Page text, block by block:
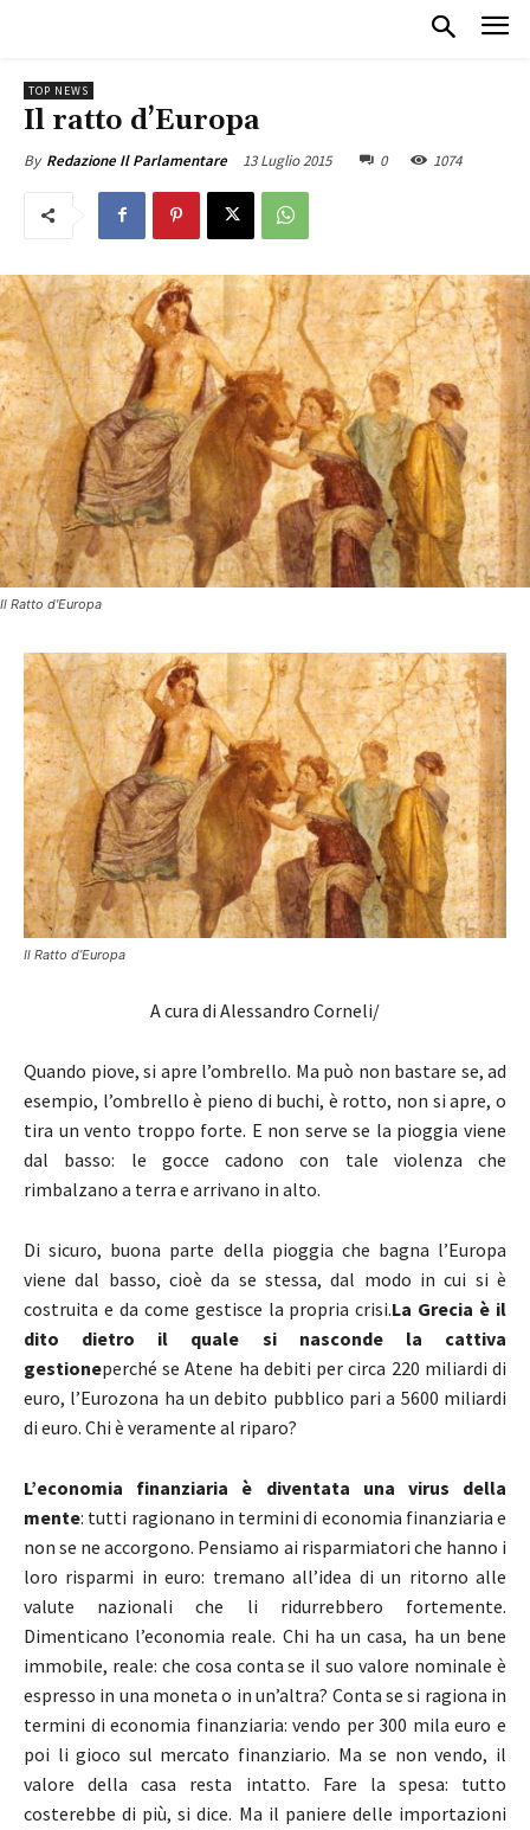
TOP NEWS
Il ratto d’Europa
By Redazione Il Parlamentare 13 Luglio 2015 0 1074
Il Ratto d'Europa
Il Ratto d’Europa
A cura di Alessandro Corneli/
Quando piove, si apre l’ombrello. Ma può non bastare se, ad
esempio, l’ombrello è pieno di buchi, è rotto, non si apre, o
tira un vento troppo forte. E non serve se la pioggia viene
dal basso: le gocce cadono con tale violenza che
rimbalzano a terra e arrivano in alto.
Di sicuro, buona parte della pioggia che bagna l’Europa
viene dal basso, cioè da se stessa, dal modo in cui si è
costruita e da come gestisce la propria crisi.La Grecia è il
dito dietro il quale si nasconde la cattiva
gestioneperché se Atene ha debiti per circa 220 miliardi di
euro, l’Eurozona ha un debito pubblico pari a 5600 miliardi
di euro. Chi è veramente al riparo?
L’economia finanziaria è diventata una virus della
mente: tutti ragionano in termini di economia finanziaria e
non se ne accorgono. Pensiamo ai risparmiatori che hanno i
loro risparmi in euro: tremano all’idea di un ritorno alle
valute nazionali che li ridurrebbero fortemente.
Dimenticano l’economia reale. Chi ha un casa, ha un bene
immobile, reale: che cosa conta se il suo valore nominale è
espresso in una moneta o in un’altra? Conta se si ragiona in
termini di economia finanziaria: vendo per 300 mila euro e
poi li gioco sul mercato finanziario. Ma se non vendo, il
valore della casa resta intatto. Fare la spesa: tutto
costerebbe di più, si dice. Ma il paniere delle importazioni